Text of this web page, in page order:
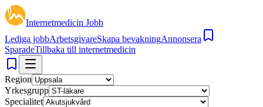
Internetmedicin Jobb
Lediga jobbArbetsgivareSkapa bevakningAnnonsera
SparadeTillbaka till internetmedicin
Region
Yrkesgrupp
Specialitet